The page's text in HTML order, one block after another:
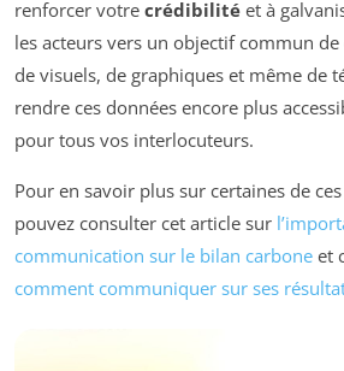
renforcer votre crédibilité et à
les acteurs vers un objectif commun de
de visuels, de graphiques et même de
rendre ces données encore plus
pour tous vos interlocuteurs.
Pour en savoir plus sur certaines de
pouvez consulter cet article sur
communication sur le bilan carbone et
comment communiquer sur ses